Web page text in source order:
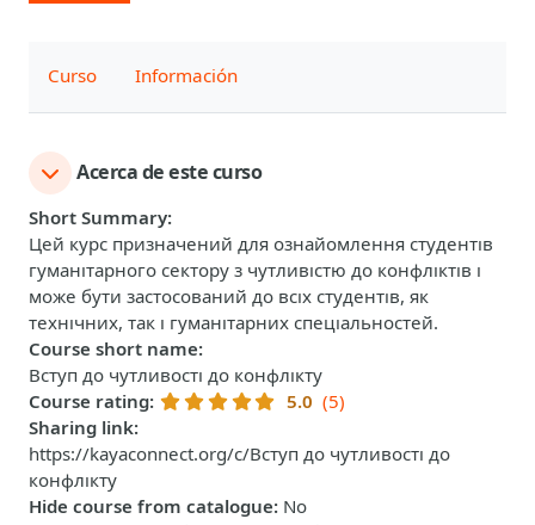
Curso Información
Acerca de este curso
Short Summary:
Цей курс призначений для ознайомлення студентів
гуманітарного сектору з чутливістю до конфліктів і
може бути застосований до всіх студентів, як
технічних, так і гуманітарних спеціальностей.
Course short name:
Вступ до чутливості до конфлікту
Course rating: 5.0 (5)
Sharing link:
https://kayaconnect.org/c/Вступ до чутливості до
конфлікту
Hide course from catalogue: No